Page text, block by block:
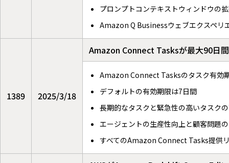
プロンプトコンテキストウィンドウの
Amazon Q Businessウェブエクスペリ
1389 2025/3/18
Amazon Connect Tasksが最大90日
Amazon Connect Tasksのタスク有効
デフォルトの有効期限は7日間
長期的なタスクと緊急性の高いタスク
エージェントの生産性向上と顧客問題
すべてのAmazon Connect Tasks提供